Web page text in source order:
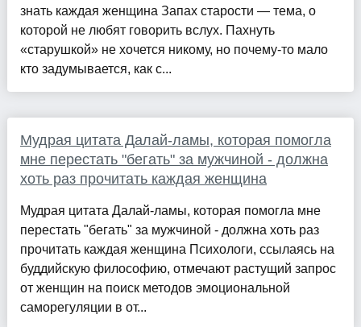
знать каждая женщина Запах старости — тема, о
которой не любят говорить вслух. Пахнуть
«старушкой» не хочется никому, но почему-то мало
кто задумывается, как с...
Мудрая цитата Далай-ламы, которая помогла
мне перестать "бегать" за мужчиной - должна
хоть раз прочитать каждая женщина
Мудрая цитата Далай-ламы, которая помогла мне
перестать "бегать" за мужчиной - должна хоть раз
прочитать каждая женщина Психологи, ссылаясь на
буддийскую философию, отмечают растущий запрос
от женщин на поиск методов эмоциональной
саморегуляции в от...